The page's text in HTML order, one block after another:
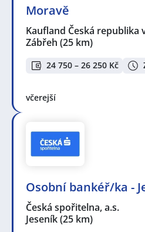
Moravě
Kaufland Česká republika
Zábřeh (25 km)
24 750 – 26 250 Kč
včerejší
Osobní bankéř/ka -
Česká spořitelna, a.s.
Jeseník(25 km)